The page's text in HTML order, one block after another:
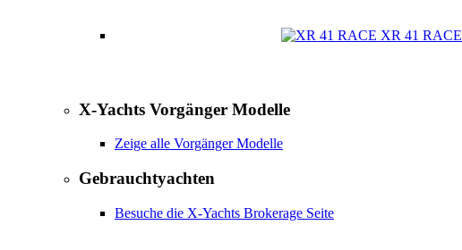
XR 41 RACE
X-Yachts Vorgänger Modelle
Zeige alle Vorgänger Modelle
Gebrauchtyachten
Besuche die X-Yachts Brokerage Seite